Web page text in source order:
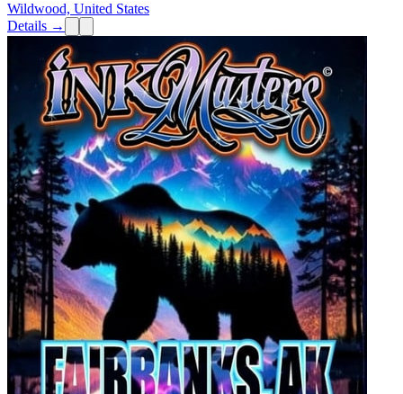
Wildwood, United States
Details →